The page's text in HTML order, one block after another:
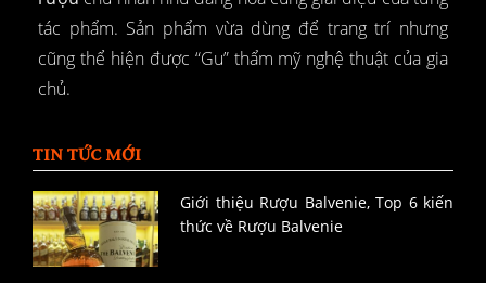
tác phẩm. Sản phẩm vừa dùng để trang trí nhưng
cũng thể hiện được “Gu” thẩm mỹ nghệ thuật của gia
chủ.
TIN TỨC MỚI
Giới thiệu Rượu Balvenie, Top 6 kiến
thức về Rượu Balvenie